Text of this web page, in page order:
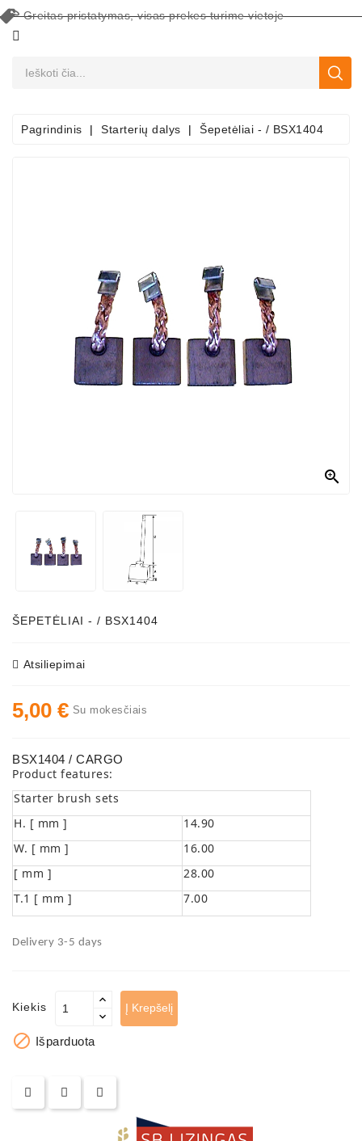
Greitas pristatymas, visas prekes turime vietoje
CATEGORY
Pagrindinis Starterių dalys Šepetėliai - / BSX1404

ŠEPETĖLIAI - / BSX1404
Atsiliepimai
5,00 € Su mokesčiais
BSX1404 / CARGO
Product features:
Starter brush sets
H. [ mm ]
14.90
W. [ mm ]
16.00
[ mm ]
28.00
T.1 [ mm ]
7.00
Delivery 3-5 days
Kiekis Į Krepšelį
 Išparduota